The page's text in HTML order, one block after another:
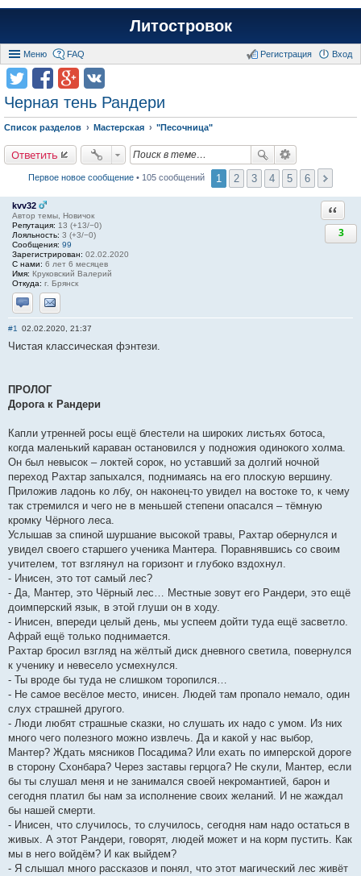
Литостровок
Меню FAQ Вход
Регистрация
Черная тень Рандери
Список разделов Мастерская "Песочница"
Ответить
Первое новое сообщение • 105 сообщений 1 2 3 4 5 6
kvv32
Автор темы, Новичок
Репутация: 13 (+13/−0)
Лояльность: 3 (+3/−0)
Сообщения: 99
Зарегистрирован: 02.02.2020
С нами: 6 лет 6 месяцев
Имя: Круковский Валерий
Откуда: г. Брянск
Отправить личное сообщение
Отправить email
3
#1 02.02.2020, 21:37
Чистая классическая фэнтези.
ПРОЛОГ
Дорога к Рандери
Капли утренней росы ещё блестели на широких листьях ботоса,
когда маленький караван остановился у подножия одинокого холма.
Он был невысок – локтей сорок, но уставший за долгий ночной
переход Рахтар запыхался, поднимаясь на его плоскую вершину.
Приложив ладонь ко лбу, он наконец-то увидел на востоке то, к чему
так стремился и чего не в меньшей степени опасался – тёмную
кромку Чёрного леса.
Услышав за спиной шуршание высокой травы, Рахтар обернулся и
увидел своего старшего ученика Мантера. Поравнявшись со своим
учителем, тот взглянул на горизонт и глубоко вздохнул.
- Инисен, это тот самый лес?
- Да, Мантер, это Чёрный лес… Местные зовут его Рандери, это ещё
доимперский язык, в этой глуши он в ходу.
- Инисен, впереди целый день, мы успеем дойти туда ещё засветло.
Афрай ещё только поднимается.
Рахтар бросил взгляд на жёлтый диск дневного светила, повернулся
к ученику и невесело усмехнулся.
- Ты вроде бы туда не слишком торопился…
- Не самое весёлое место, инисен. Людей там пропало немало, один
слух страшней другого.
- Люди любят страшные сказки, но слушать их надо с умом. Из них
много чего полезного можно извлечь. Да и какой у нас выбор,
Мантер? Ждать мясников Посадима? Или ехать по имперской дороге
в сторону Схонбара? Через заставы герцога? Не скули, Мантер, если
бы ты слушал меня и не занимался своей некромантией, барон и
сегодня платил бы нам за исполнение своих желаний. И не жаждал
бы нашей смерти.
- Инисен, что случилось, то случилось, сегодня нам надо остаться в
живых. А этот Рандери, говорят, людей может и на корм пустить. Как
мы в него войдём? И как выйдем?
- Я слышал много рассказов и понял, что этот магический лес живёт